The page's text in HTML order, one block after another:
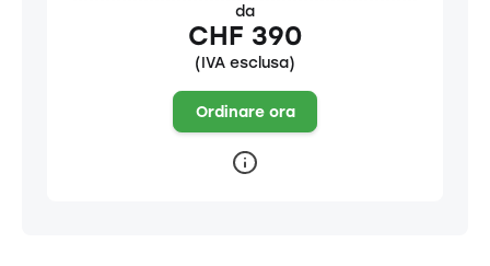
da
CHF 390
(IVA esclusa)
Ordinare ora